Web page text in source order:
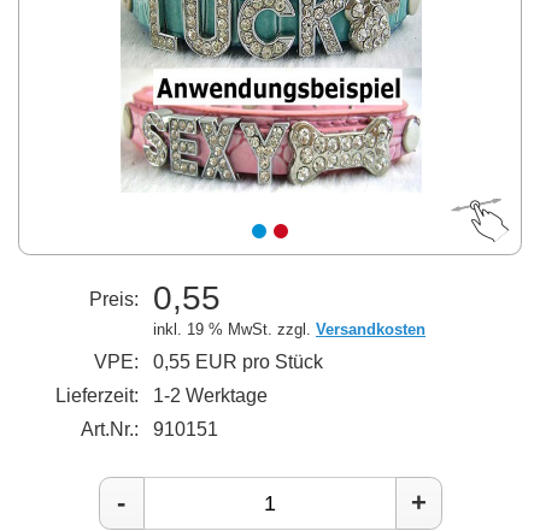
Preis: 0,55
inkl. 19 % MwSt. zzgl. Versandkosten
VPE:
0,55 EUR pro Stück
Lieferzeit:
1-2 Werktage
Art.Nr.:
910151
- +